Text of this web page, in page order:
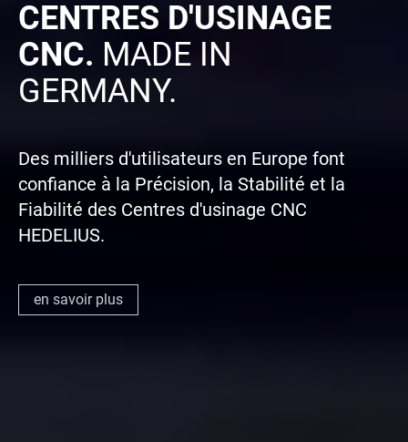
CENTRES D'USINAGE
CNC. MADE IN
GERMANY.
Des milliers d'utilisateurs en Europe font
confiance à la Précision, la Stabilité et la
Fiabilité des Centres d'usinage CNC
HEDELIUS.
en savoir plus